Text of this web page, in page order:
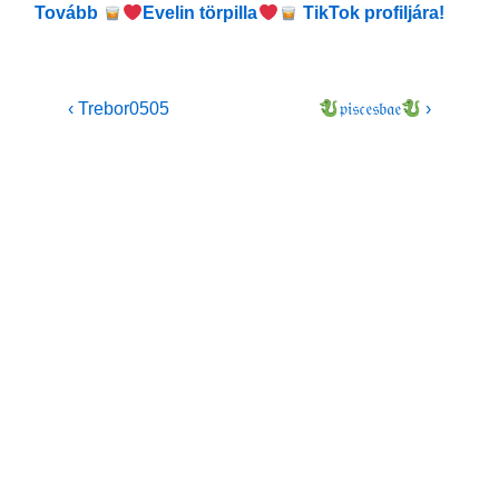
Tovább Evelin törpilla TikTok profiljára!
Bejegyzés
Previous
‹ Trebor0505
Next𝔭𝔦𝔰𝔠𝔢𝔰𝔟𝔞𝔢 ›